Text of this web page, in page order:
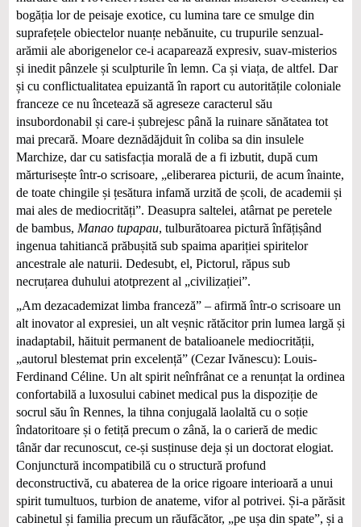
bogăția lor de peisaje exotice, cu lumina tare ce smulge din
suprafețele obiectelor nuanțe nebănuite, cu trupurile senzual-
arămii ale aborigenelor ce-i acaparează expresiv, suav-misterios
și inedit pânzele și sculpturile în lemn. Ca și viața, de altfel. Dar
și cu conflictualitatea epuizantă în raport cu autoritățile coloniale
franceze ce nu încetează să agreseze caracterul său
insubordonabil și care-i șubrejesc până la ruinare sănătatea tot
mai precară. Moare deznădăjduit în coliba sa din insulele
Marchize, dar cu satisfacția morală de a fi izbutit, după cum
mărturisește într-o scrisoare, „eliberarea picturii, de acum înainte,
de toate chingile și țesătura infamă urzită de școli, de academii și
mai ales de mediocrități”. Deasupra saltelei, atârnat pe peretele
de bambus, Manao tupapau, tulburătoarea pictură înfățișând
ingenua tahitiancă prăbușită sub spaima apariției spiritelor
ancestrale ale naturii. Dedesubt, el, Pictorul, răpus sub
necruțarea duhului atotprezent al „civilizației”.
„Am dezacademizat limba franceză” – afirmă într-o scrisoare un
alt inovator al expresiei, un alt veșnic rătăcitor prin lumea largă și
inadaptabil, hăituit permanent de batalioanele mediocrității,
„autorul blestemat prin excelență” (Cezar Ivănescu): Louis-
Ferdinand Céline. Un alt spirit neînfrânat ce a renunțat la ordinea
confortabilă a luxosului cabinet medical pus la dispoziție de
socrul său în Rennes, la tihna conjugală laolaltă cu o soție
îndatoritoare și o fetiță precum o zână, la o carieră de medic
tânăr dar recunoscut, ce-și susținuse deja și un doctorat elogiat.
Conjunctură incompatibilă cu o structură profund
deconstructivă, cu abaterea de la orice rigoare interioară a unui
spirit tumultuos, turbion de anateme, vifor al potrivei. Și-a părăsit
cabinetul și familia precum un răufăcător, „pe ușa din spate”, și a